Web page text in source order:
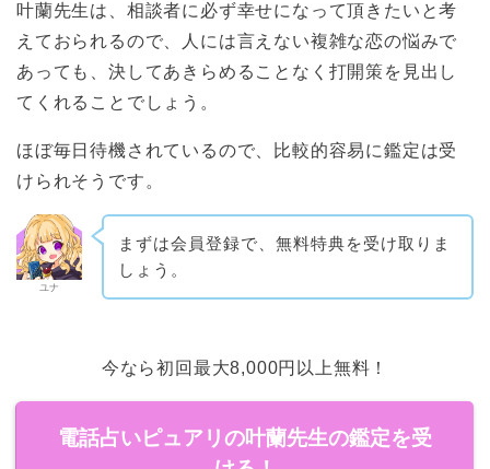
叶蘭先生は、相談者に必ず幸せになって頂きたいと考
えておられるので、人には言えない複雑な恋の悩みで
あっても、決してあきらめることなく打開策を見出し
てくれることでしょう。
ほぼ毎日待機されているので、比較的容易に鑑定は受
けられそうです。
ユナ
まずは会員登録で、無料特典を受け取りま
しょう。
今なら初回最大8,000円以上無料！
電話占いピュアリの叶蘭先生の鑑定を受